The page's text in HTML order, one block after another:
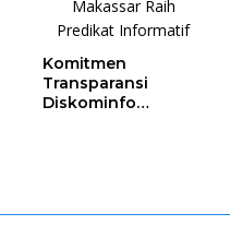
Komitmen
Transparansi
Diskominfo